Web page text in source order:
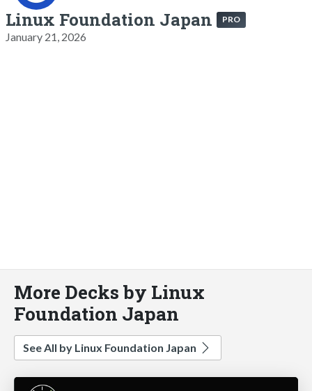
Linux Foundation Japan PRO
January 21, 2026
More Decks by Linux
Foundation Japan
See All by Linux Foundation Japan